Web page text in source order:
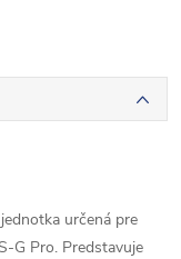
určená pre
G Pro. Predstavuje